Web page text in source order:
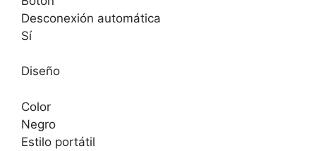
Desconexión automática
Sí
Diseño
Color
Negro
Estilo portátil